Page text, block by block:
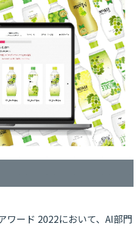
ワード 2022において、AI部門